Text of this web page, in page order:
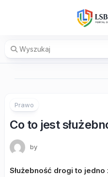
Prawo
Co to jest
by
Służebność drogi to